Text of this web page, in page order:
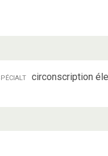
circonscription